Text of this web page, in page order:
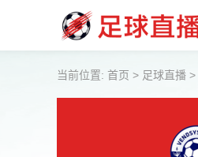
当前位置: 首页 > 足球直播 >